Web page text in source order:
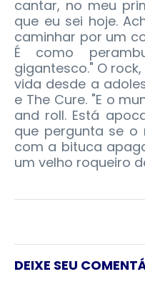
cantar, no meu
que eu sei hoje.
caminhar por um
É como
gigantesco." O
vida desde a
e The Cure. "E o
and roll. Está
que pergunta se o
com a bituca
um velho roqueiro
DEIXE SEU